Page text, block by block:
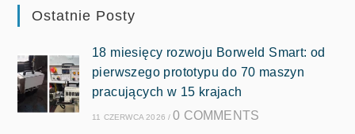
Ostatnie Posty
18 miesięcy rozwoju Borweld Smart: od
pierwszego prototypu do 70 maszyn
pracujących w 15 krajach
11 CZERWCA 2026 / 0 COMMENTS